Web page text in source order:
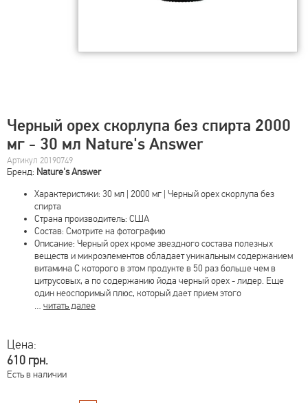
Черный орех скорлупа без спирта 2000
мг - 30 мл Nature's Answer
Артикул 20190749
Бренд: Nature's Answer
Характеристики: 30 мл | 2000 мг | Черный орех скорлупа без
спирта
Страна производитель: США
Состав: Смотрите на фотографию
Описание: Черный орех кроме звездного состава полезных
веществ и микроэлементов обладает уникальным содержанием
витамина С которого в этом продукте в 50 раз больше чем в
цитрусовых, а по содержанию йода черный орех - лидер. Еще
один неоспоримый плюс, который дает прием этого
… читать далее
Цена:
610 грн.
Есть в наличии